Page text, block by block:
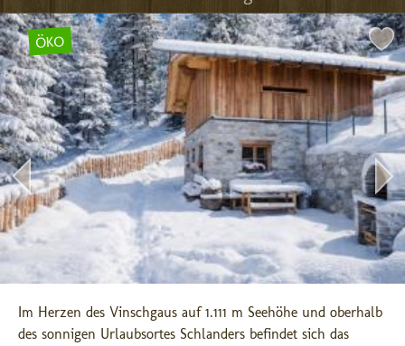
ÖKO
Im Herzen des Vinschgaus auf 1.111 m Seehöhe und oberhalb
des sonnigen Urlaubsortes Schlanders befindet sich das